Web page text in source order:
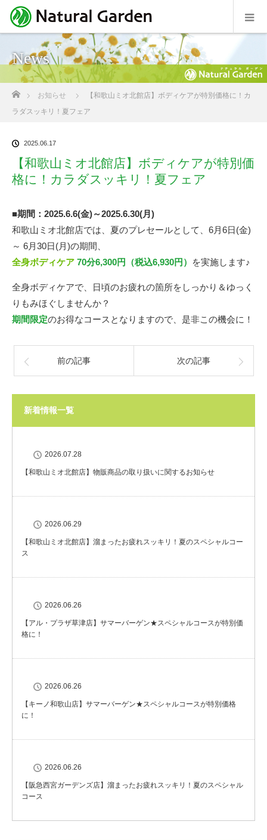
News
ホーム
お知らせ
【和歌山ミオ北館店】ボディケアが特別価格に！カ
ラダスッキリ！夏フェア
2025.06.17
【和歌山ミオ北館店】ボディケアが特別価
格に！カラダスッキリ！夏フェア
■期間：2025.6.6(金)～2025.6.30(月)
和歌山ミオ北館店では、夏のプレセールとして、6月6日(金)
～ 6月30日(月)の期間、
全身ボディケア 70分6,300円（税込6,930円） を実施します♪
全身ボディケアで、日頃のお疲れの箇所をしっかり＆ゆっく
りもみほぐしませんか？
期間限定のお得なコースとなりますので、是非この機会に！
前の記事 次の記事
新着情報一覧
2026.07.28
【和歌山ミオ北館店】物販商品の取り扱いに関するお知らせ
2026.06.29
【和歌山ミオ北館店】溜まったお疲れスッキリ！夏のスペシャルコー
ス
2026.06.26
【アル・プラザ草津店】サマーバーゲン★スペシャルコースが特別価
格に！
2026.06.26
【キーノ和歌山店】サマーバーゲン★スペシャルコースが特別価格
に！
2026.06.26
【阪急西宮ガーデンズ店】溜まったお疲れスッキリ！夏のスペシャル
コース